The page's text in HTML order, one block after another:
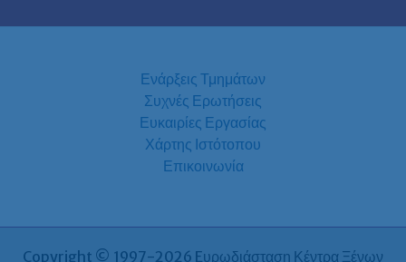
Ενάρξεις Τμημάτων
Συχνές Ερωτήσεις
Ευκαιρίες Εργασίας
Χάρτης Ιστότοπου
Επικοινωνία
Copyright © 1997-2026 Eυρωδιάσταση Κέντρα Ξένων